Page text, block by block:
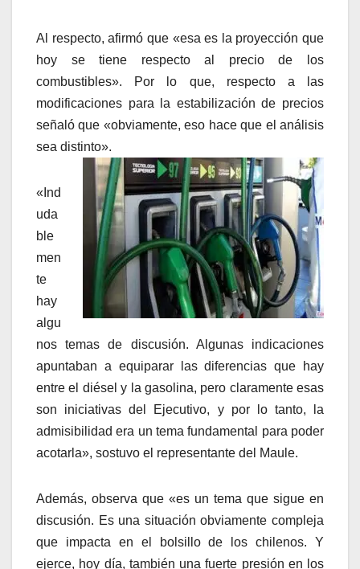
Al respecto, afirmó que «esa es la proyección que
hoy se tiene respecto al precio de los
combustibles». Por lo que, respecto a las
modificaciones para la estabilización de precios
señaló que «obviamente, eso hace que el análisis
sea distinto».
«Ind
uda
ble
men
te
hay
algu
nos temas de discusión. Algunas indicaciones
apuntaban a equiparar las diferencias que hay
entre el diésel y la gasolina, pero claramente esas
son iniciativas del Ejecutivo, y por lo tanto, la
admisibilidad era un tema fundamental para poder
acotarla», sostuvo el representante del Maule.
Además, observa que «es un tema que sigue en
discusión. Es una situación obviamente compleja
que impacta en el bolsillo de los chilenos. Y
ejerce, hoy día, también una fuerte presión en los